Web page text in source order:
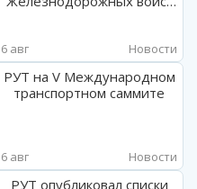
6 авг Новости
РУТ на V Международном
транспортном саммите
6 авг Новости
РУТ опубликовал списки